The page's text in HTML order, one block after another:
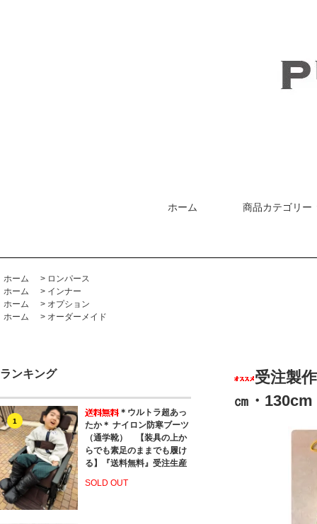
ホーム 商品カテゴリー
ホーム > ロンパース
ホーム
> インナー
ホーム
> オプション
ホーム
> オーダーメイド
ランキング
1
＊ウルトラ超あっ
たか＊ ナイロン防寒ブーツ
（通学靴） 【装具の上か
らでも素足のままでも履け
る】『送料無料』受注生産
SOLD OUT
受注製
㎝・